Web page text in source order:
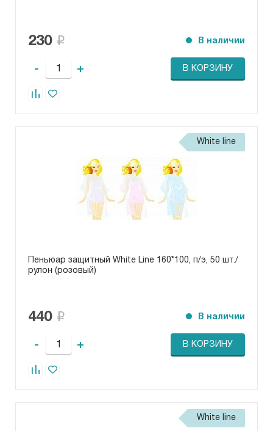
230 В наличии
- + В КОРЗИНУ
White line
Пеньюар защитный White Line 160*100, п/э, 50 шт./
рулон (розовый)
440 В наличии
- + В КОРЗИНУ
White line